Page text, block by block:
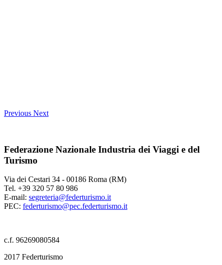
Previous Next
Federazione Nazionale Industria dei Viaggi e del
Turismo
Via dei Cestari 34 - 00186 Roma (RM)
Tel. +39 320 57 80 986
E-mail: segreteria@federturismo.it
PEC: federturismo@pec.federturismo.it
c.f. 96269080584
2017 Federturismo